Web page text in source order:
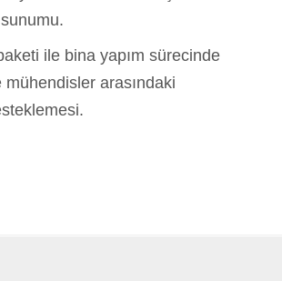
ile bina yapım sürecinde
mühendisler arasındaki